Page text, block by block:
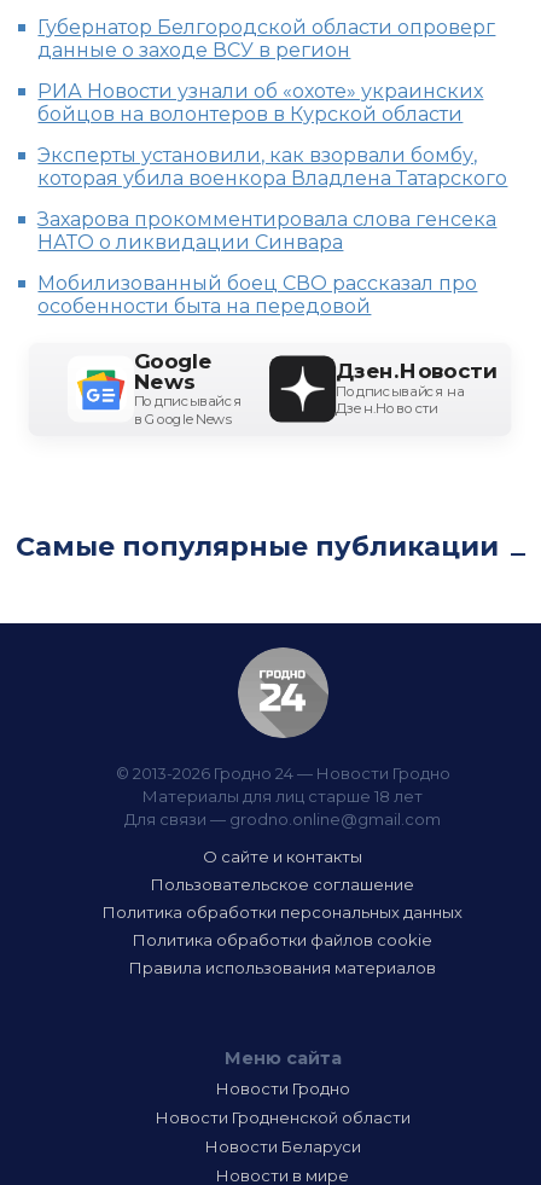
Губернатор Белгородской области опроверг
данные о заходе ВСУ в регион
РИА Новости узнали об «охоте» украинских
бойцов на волонтеров в Курской области
Эксперты установили, как взорвали бомбу,
которая убила военкора Владлена Татарского
Захарова прокомментировала слова генсека
НАТО о ликвидации Синвара
Мобилизованный боец СВО рассказал про
особенности быта на передовой
Google
News
Подписывайся
в Google News
Дзен.Новости
Подписывайся на
Дзен.Новости
Самые популярные публикации
© 2013-2026 Гродно 24 — Новости Гродно
Материалы для лиц старше 18 лет
Для связи — grodno.online@gmail.com
О сайте и контакты
Пользовательское соглашение
Политика обработки персональных данных
Политика обработки файлов cookie
Правила использования материалов
Меню сайта
Новости Гродно
Новости Гродненской области
Новости Беларуси
Новости в мире